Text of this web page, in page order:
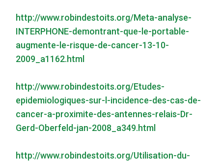
http://www.robindestoits.org/Meta-analyse-
INTERPHONE-demontrant-que-le-portable-
augmente-le-risque-de-cancer-13-10-
2009_a1162.html
http://www.robindestoits.org/Etudes-
epidemiologiques-sur-l-incidence-des-cas-de-
cancer-a-proximite-des-antennes-relais-Dr-
Gerd-Oberfeld-jan-2008_a349.html
http://www.robindestoits.org/Utilisation-du-